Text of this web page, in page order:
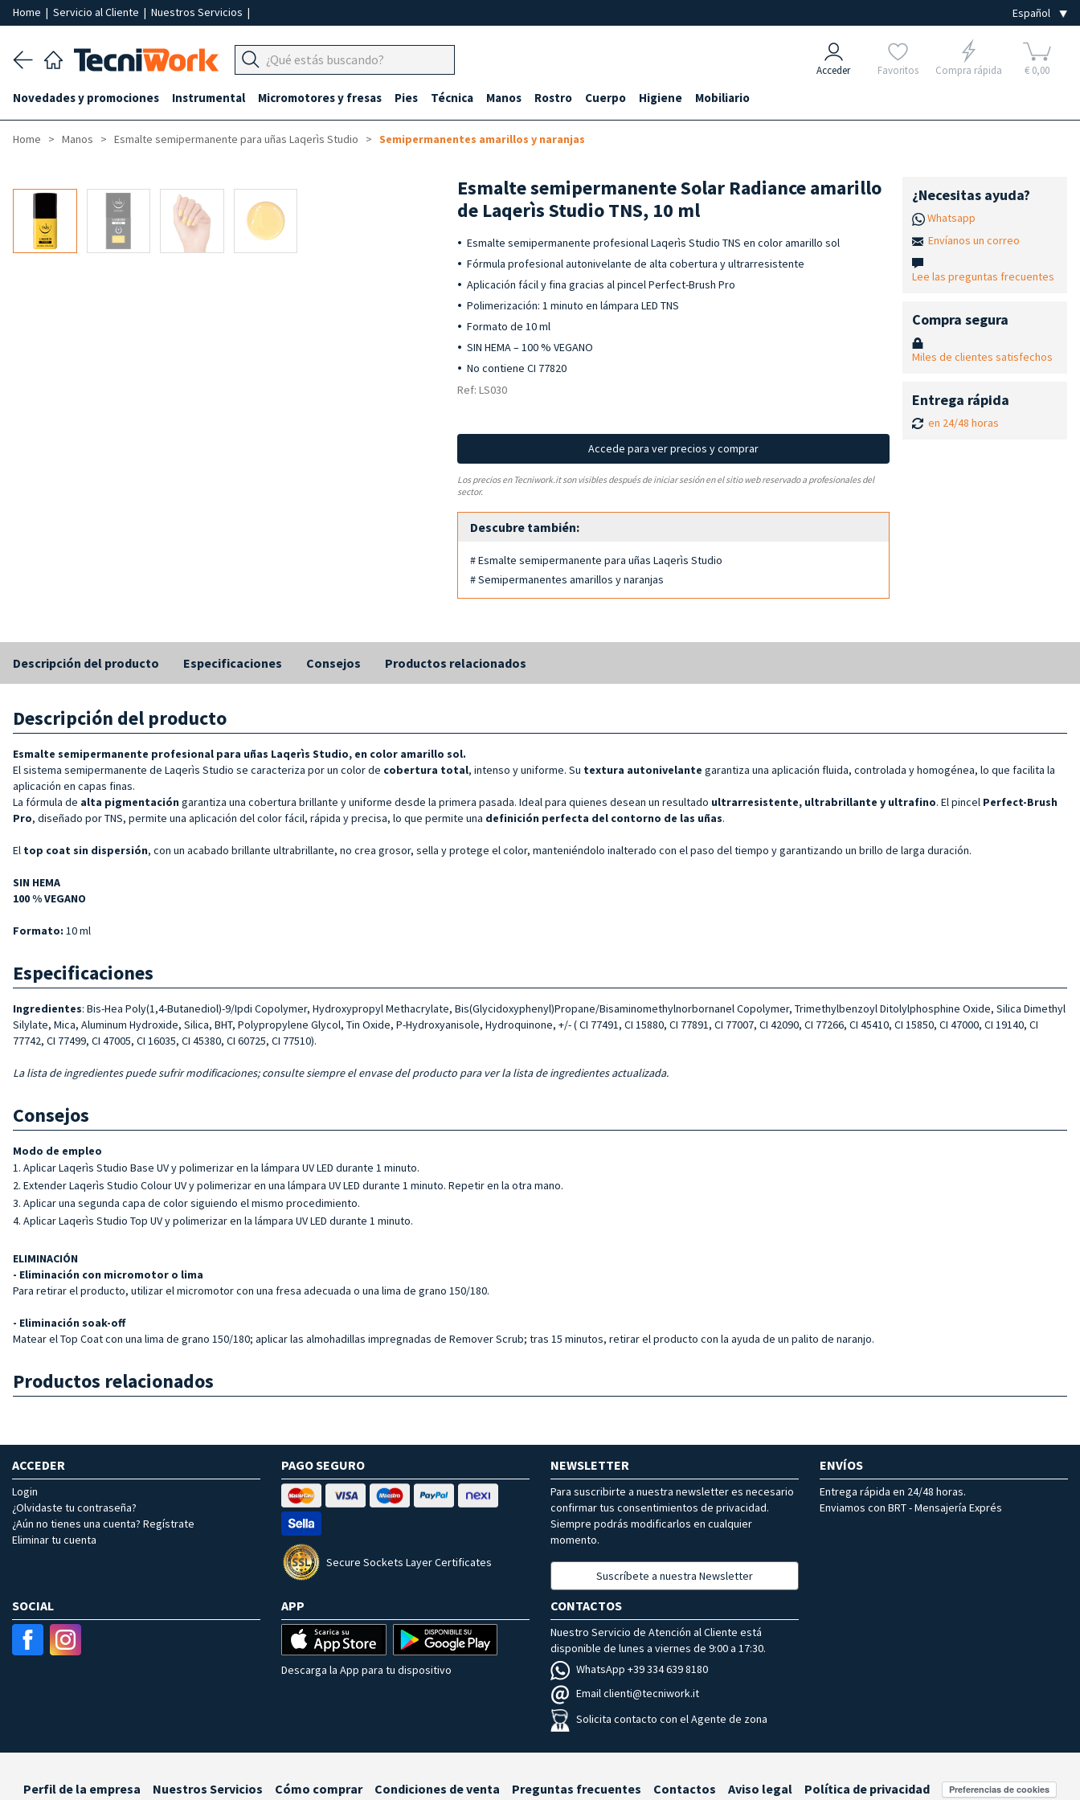
Home | Servicio al Cliente | Nuestros Servicios |
Acceder Favoritos Compra rápida € 0,00
Novedades y promociones Instrumental Micromotores y fresas Pies Técnica Manos Rostro Cuerpo Higiene Mobiliario
Home Manos Esmalte semipermanente para uñas Laqerìs Studio Semipermanentes amarillos y naranjas
Esmalte semipermanente Solar Radiance amarillo
de Laqerìs Studio TNS, 10 ml
Esmalte semipermanente profesional Laqerìs Studio TNS en color amarillo sol
Fórmula profesional autonivelante de alta cobertura y ultrarresistente
Aplicación fácil y fina gracias al pincel Perfect-Brush Pro
Polimerización: 1 minuto en lámpara LED TNS
Formato de 10 ml
SIN HEMA – 100 % VEGANO
No contiene CI 77820
Ref: LS030
Accede para ver precios y comprar
Los precios en Tecniwork.it son visibles después de iniciar sesión en el sitio web reservado a profesionales del
sector.
Descubre también:
# Esmalte semipermanente para uñas Laqerìs Studio
# Semipermanentes amarillos y naranjas
¿Necesitas ayuda?
Whatsapp
Envíanos un correo
Lee las preguntas frecuentes
Compra segura
Miles de clientes satisfechos
Entrega rápida
en 24/48 horas
Descripción del producto Especificaciones Consejos Productos relacionados
Descripción del producto
Esmalte semipermanente profesional para uñas Laqerìs Studio, en color amarillo sol.
El sistema semipermanente de Laqerìs Studio se caracteriza por un color de cobertura total, intenso y uniforme. Su textura autonivelante garantiza una aplicación fluida, controlada y homogénea, lo que facilita la
aplicación en capas finas.
La fórmula de alta pigmentación garantiza una cobertura brillante y uniforme desde la primera pasada. Ideal para quienes desean un resultado ultrarresistente, ultrabrillante y ultrafino. El pincel Perfect-Brush
Pro, diseñado por TNS, permite una aplicación del color fácil, rápida y precisa, lo que permite una definición perfecta del contorno de las uñas.
El top coat sin dispersión, con un acabado brillante ultrabrillante, no crea grosor, sella y protege el color, manteniéndolo inalterado con el paso del tiempo y garantizando un brillo de larga duración.
SIN HEMA
100 % VEGANO
Formato: 10 ml
Especificaciones
Ingredientes: Bis-Hea Poly(1,4-Butanediol)-9/Ipdi Copolymer, Hydroxypropyl Methacrylate, Bis(Glycidoxyphenyl)Propane/Bisaminomethylnorbornanel Copolymer, Trimethylbenzoyl Ditolylphosphine Oxide, Silica Dimethyl
Silylate, Mica, Aluminum Hydroxide, Silica, BHT, Polypropylene Glycol, Tin Oxide, P-Hydroxyanisole, Hydroquinone, +/- ( CI 77491, CI 15880, CI 77891, CI 77007, CI 42090, CI 77266, CI 45410, CI 15850, CI 47000, CI 19140, CI
77742, CI 77499, CI 47005, CI 16035, CI 45380, CI 60725, CI 77510).
La lista de ingredientes puede sufrir modificaciones; consulte siempre el envase del producto para ver la lista de ingredientes actualizada.
Consejos
Modo de empleo
Aplicar Laqerìs Studio Base UV y polimerizar en la lámpara UV LED durante 1 minuto.
Extender Laqerìs Studio Colour UV y polimerizar en una lámpara UV LED durante 1 minuto. Repetir en la otra mano.
Aplicar una segunda capa de color siguiendo el mismo procedimiento.
Aplicar Laqerìs Studio Top UV y polimerizar en la lámpara UV LED durante 1 minuto.
ELIMINACIÓN
- Eliminación con micromotor o lima
Para retirar el producto, utilizar el micromotor con una fresa adecuada o una lima de grano 150/180.
- Eliminación soak-off
Matear el Top Coat con una lima de grano 150/180; aplicar las almohadillas impregnadas de Remover Scrub; tras 15 minutos, retirar el producto con la ayuda de un palito de naranjo.
Productos relacionados
ACCEDER
Login
¿Olvidaste tu contraseña?
¿Aún no tienes una cuenta? Regístrate
Eliminar tu cuenta
PAGO SEGURO
Secure Sockets Layer Certificates
NEWSLETTER
Para suscribirte a nuestra newsletter es necesario
confirmar tus consentimientos de privacidad.
Siempre podrás modificarlos en cualquier
momento.
Suscríbete a nuestra Newsletter
ENVÍOS
Entrega rápida en 24/48 horas.
Enviamos con BRT - Mensajería Exprés
SOCIAL APP
Descarga la App para tu dispositivo
CONTACTOS
Nuestro Servicio de Atención al Cliente está
disponible de lunes a viernes de 9:00 a 17:30.
WhatsApp +39 334 639 8180
Email clienti@tecniwork.it
Solicita contacto con el Agente de zona
Perfil de la empresa Nuestros Servicios Cómo comprar Condiciones de venta Preguntas frecuentes Contactos Aviso legal Política de privacidad Preferencias de cookies